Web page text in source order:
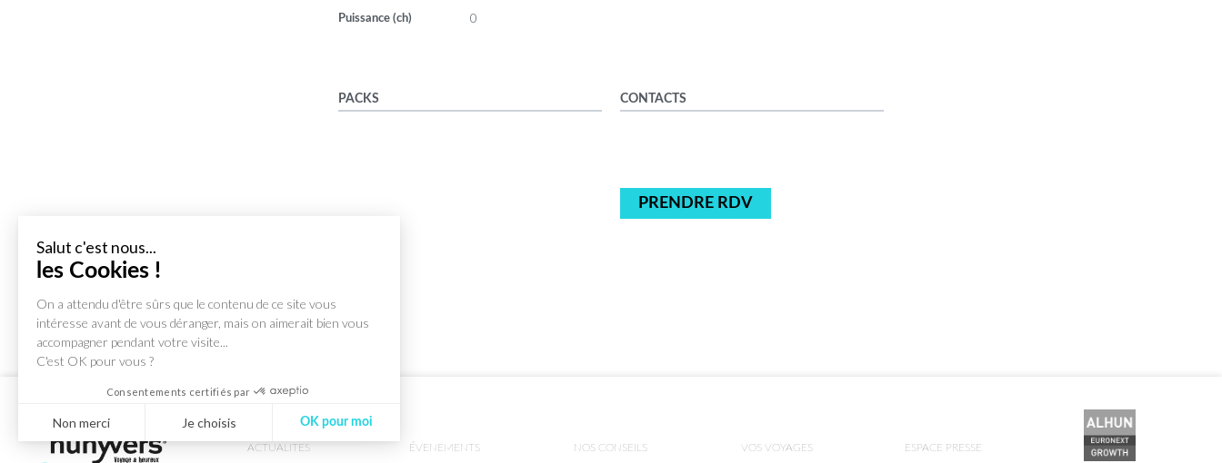
Puissance (ch) 0
PACKS CONTACTS
PRENDRE RDV
ACTUALITES ÉVENEMENTS NOS CONSEILS VOS VOYAGES ESPACE PRESSE
Salut c'est nous...
les Cookies !
On a attendu d'être sûrs que le contenu de ce site vous
intéresse avant de vous déranger, mais on aimerait bien vous
accompagner pendant votre visite...
C'est OK pour vous ?
Consentements certifiés par
Non merci Je choisis OK pour moi
Axeptio consent
Plateforme de Gestion du Consentement : Personnalisez vos Options